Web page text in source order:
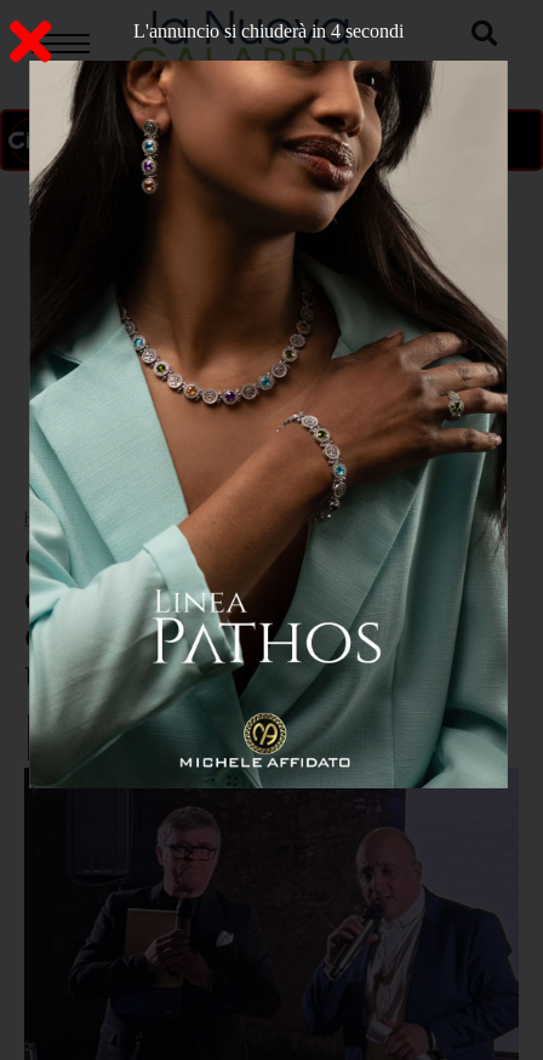
ON AIR
Home > ATTUALITA
Grande partecipazione alla Cena
di beneficenza per i bambini di
Gaza organizzata da Diocesi e
Università
L'annuncio si chiuderà in 3 secondi